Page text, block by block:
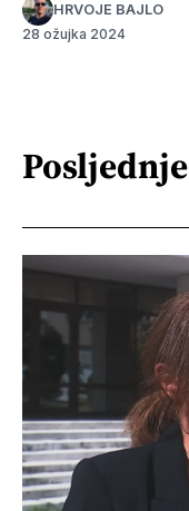
HRVOJE BAJLO
28 ožujka 2024
Posljednje